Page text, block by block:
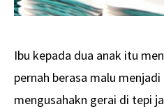
Ibu kepada dua anak itu
pernah berasa malu
mengusahakn gerai di tepi